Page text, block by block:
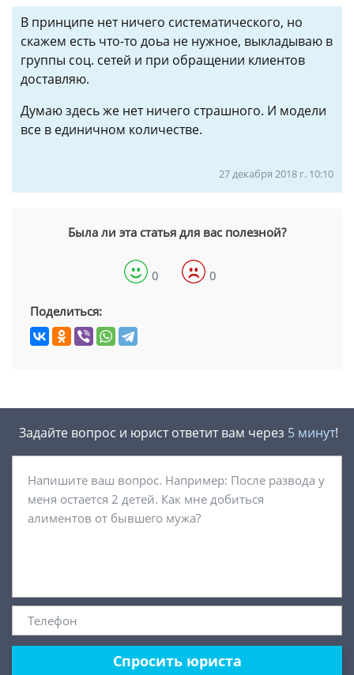
В принципе нет ничего систематического, но
скажем есть что-то доьа не нужное, выкладываю в
группы соц. сетей и при обращении клиентов
доставляю.
Думаю здесь же нет ничего страшного. И модели
все в единичном количестве.
27 декабря 2018 г. 10:10
Была ли эта статья для вас полезной?
0 0
Поделиться:
Задайте вопрос и юрист ответит вам через 5 минут!
Спросить юриста